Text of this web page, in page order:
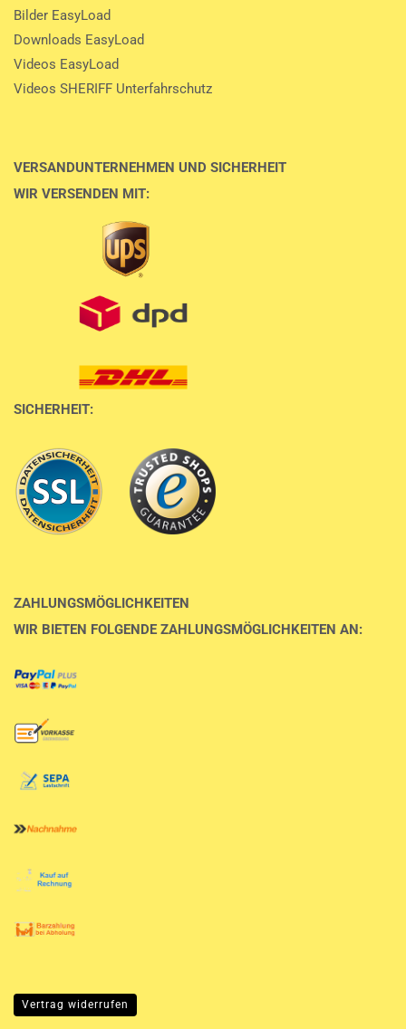
Bilder EasyLoad
Downloads EasyLoad
Videos EasyLoad
Videos SHERIFF Unterfahrschutz
VERSANDUNTERNEHMEN UND SICHERHEIT
WIR VERSENDEN MIT:
SICHERHEIT:
ZAHLUNGSMÖGLICHKEITEN
WIR BIETEN FOLGENDE ZAHLUNGSMÖGLICHKEITEN AN:
Vertrag widerrufen